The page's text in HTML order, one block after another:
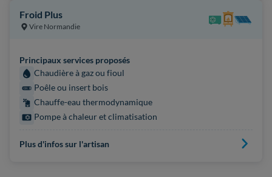
Froid Plus
Vire Normandie
Principaux services proposés
Chaudière à gaz ou fioul
Poêle ou insert bois
Chauffe-eau thermodynamique
Pompe à chaleur et climatisation
Plus d'infos sur l'artisan